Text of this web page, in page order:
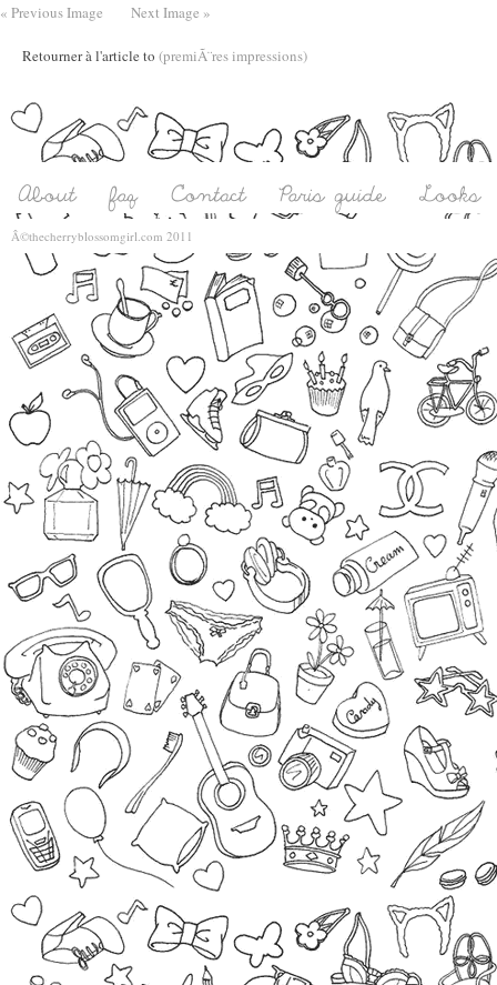
« Previous Image Next Image »
Retourner à l'article to (premiÃ¨res impressions)
Â©thecherryblossomgirl.com 2011